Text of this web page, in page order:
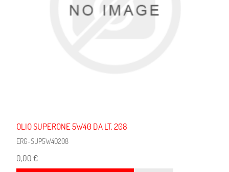
OLIO SUPERONE 5W40 DA LT. 208
ERG-SUP5W40208
0,00 €